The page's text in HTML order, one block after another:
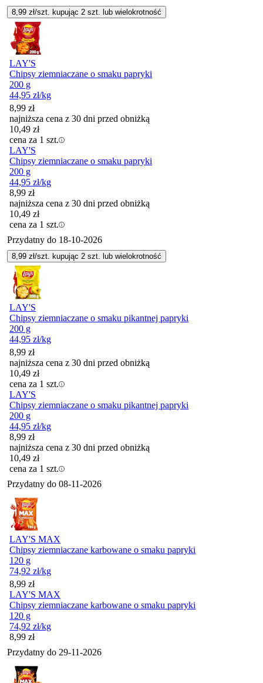
8,99 zł/szt. kupując 2 szt. lub wielokrotność
LAY'S
Chipsy ziemniaczane o smaku papryki
200 g
44,95 zł/kg
8,99 zł
najniższa cena z 30 dni przed obniżką
10,49 zł
cena za 1 szt.
LAY'S
Chipsy ziemniaczane o smaku papryki
200 g
44,95 zł/kg
8,99 zł
najniższa cena z 30 dni przed obniżką
10,49 zł
cena za 1 szt.
Przydatny do 18-10-2026
8,99 zł/szt. kupując 2 szt. lub wielokrotność
LAY'S
Chipsy ziemniaczane o smaku pikantnej papryki
200 g
44,95 zł/kg
8,99 zł
najniższa cena z 30 dni przed obniżką
10,49 zł
cena za 1 szt.
LAY'S
Chipsy ziemniaczane o smaku pikantnej papryki
200 g
44,95 zł/kg
8,99 zł
najniższa cena z 30 dni przed obniżką
10,49 zł
cena za 1 szt.
Przydatny do 08-11-2026
LAY'S MAX
Chipsy ziemniaczane karbowane o smaku papryki
120 g
74,92 zł/kg
Cena
8,99 zł
LAY'S MAX
Chipsy ziemniaczane karbowane o smaku papryki
120 g
74,92 zł/kg
Cena
8,99 zł
Przydatny do 29-11-2026